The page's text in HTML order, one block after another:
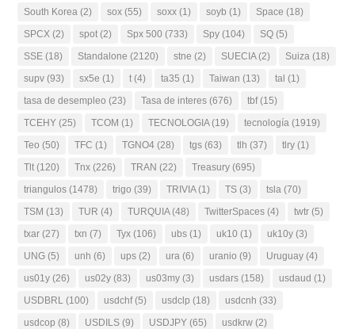
South Korea (2) sox (55) soxx (1) soyb (1) Space (18)
SPCX (2) spot (2) Spx 500 (733) Spy (104) SQ (5)
SSE (18) Standalone (2120) stne (2) SUECIA(2) Suiza (18)
supv (93) sx5e (1) t (4) ta35 (1) Taiwan (13) tal (1)
tasa de desempleo (23) Tasa de interes (676) tbf(15)
TCEHY (25) TCOM (1) TECNOLOGIA(19) tecnología (1919)
Teo (50) TFC (1) TGNO4 (28) tgs (63) tlh (37) tlry (1)
Tlt (120) Tnx (226) TRAN (22) Treasury (695)
triangulos (1478) trigo (39) TRIVIA(1) TS (3) tsla (70)
TSM (13) TUR (4) TURQUIA(48) TwitterSpaces (4) twtr (5)
txar (27) txn (7) Tyx (106) ubs (1) uk10 (1) uk10y (3)
UNG (5) unh (6) ups (2) ura (6) uranio (9) Uruguay (4)
us01y (26) us02y (83) us03my (3) usdars (158) usdaud (1)
USDBRL (100) usdchf(5) usdclp (18) usdcnh (33)
usdcop (8) USDILS (9) USDJPY (65) usdkrw (2)